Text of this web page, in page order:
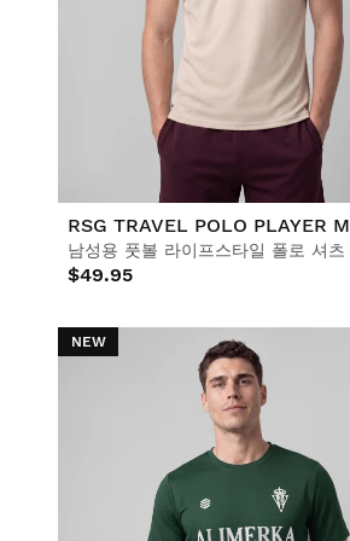
RSG TRAVEL POLO PLAYER M
남성용 풋볼 라이프스타일 폴로 셔츠
$49.95
NEW